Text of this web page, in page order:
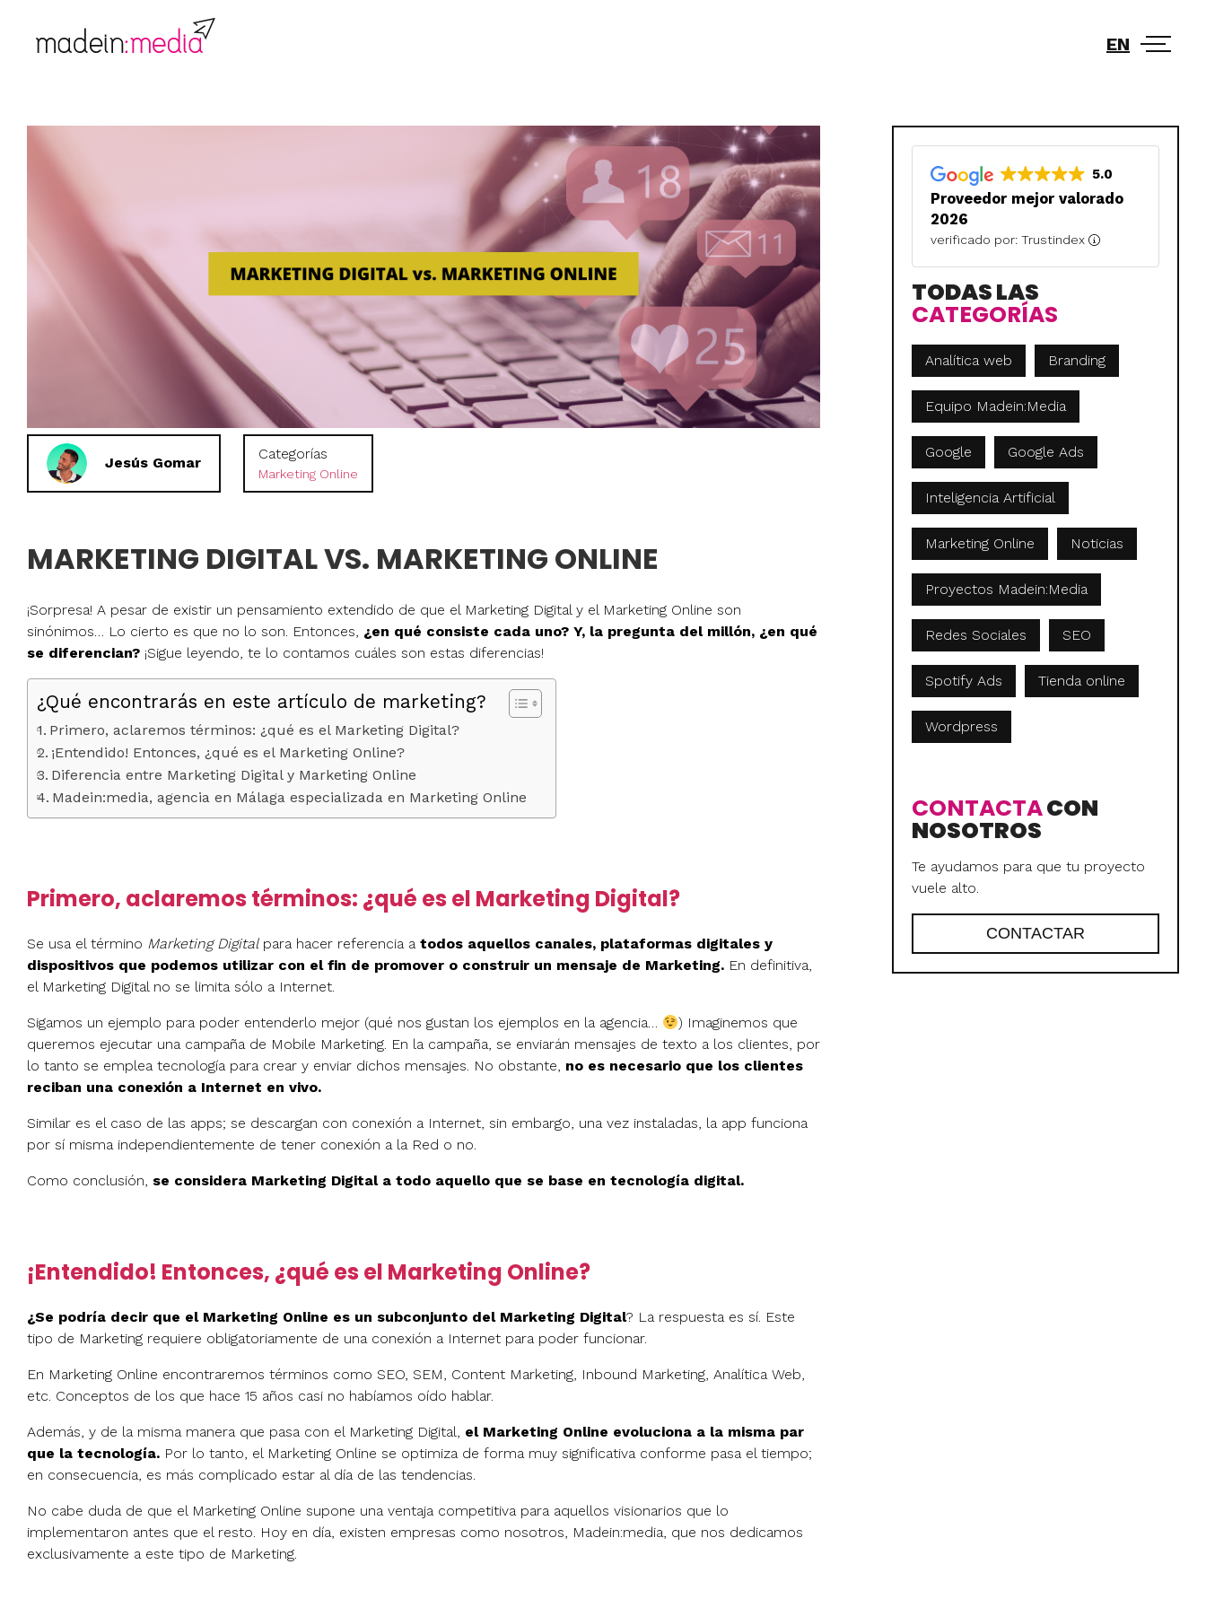
EN
Jesús Gomar Categorías
Marketing Online
MARKETING DIGITAL VS. MARKETING ONLINE
¡Sorpresa! A pesar de existir un pensamiento extendido de que el Marketing Digital y el Marketing Online son
sinónimos… Lo cierto es que no lo son. Entonces, ¿en qué consiste cada uno? Y, la pregunta del millón, ¿en qué
se diferencian? ¡Sigue leyendo, te lo contamos cuáles son estas diferencias!
¿Qué encontrarás en este artículo de marketing?
Primero, aclaremos términos: ¿qué es el Marketing Digital?
¡Entendido! Entonces, ¿qué es el Marketing Online?
Diferencia entre Marketing Digital y Marketing Online
Madein:media, agencia en Málaga especializada en Marketing Online
Primero, aclaremos términos: ¿qué es el Marketing Digital?
Se usa el término Marketing Digitalpara hacer referencia a todos aquellos canales, plataformas digitales y
dispositivos que podemos utilizar con el fin de promover o construir un mensaje de Marketing. En definitiva,
el Marketing Digital no se limita sólo a Internet.
Sigamos un ejemplo para poder entenderlo mejor (qué nos gustan los ejemplos en la agencia…
) Imaginemos que
queremos ejecutar una campaña de Mobile Marketing. En la campaña, se enviarán mensajes de texto a los clientes, por
lo tanto se emplea tecnología para crear y enviar dichos mensajes. No obstante, no es necesario que los clientes
reciban una conexión a Internet en vivo.
Similar es el caso de las apps; se descargan con conexión a Internet, sin embargo, una vez instaladas, la app funciona
por sí misma independientemente de tener conexión a la Red o no.
Como conclusión, se considera Marketing Digital a todo aquello que se base en tecnología digital.
¡Entendido! Entonces, ¿qué es el Marketing Online?
¿Se podría decir que el Marketing Online es un subconjunto del Marketing Digital? La respuesta es sí. Este
tipo de Marketing requiere obligatoriamente de una conexión a Internet para poder funcionar.
En Marketing Online encontraremos términos como SEO, SEM, Content Marketing, Inbound Marketing, Analítica Web,
etc. Conceptos de los que hace 15 años casi no habíamos oído hablar.
Además, y de la misma manera que pasa con el Marketing Digital, el Marketing Online evoluciona a la misma par
que la tecnología. Por lo tanto, el Marketing Online se optimiza de forma muy significativa conforme pasa el tiempo;
en consecuencia, es más complicado estar al día de las tendencias.
No cabe duda de que el Marketing Online supone una ventaja competitiva para aquellos visionarios que lo
implementaron antes que el resto. Hoy en día, existen empresas como nosotros, Madein:media, que nos dedicamos
exclusivamente a este tipo de Marketing.
5.0
Proveedor mejor valorado
2026
verificado por: Trustindex
TODAS LAS
CATEGORÍAS
Analítica web Branding
Equipo Madein:Media
Google Google Ads
Inteligencia Artificial
Marketing Online Noticias
Proyectos Madein:Media
Redes Sociales SEO
Spotify Ads Tienda online
Wordpress
CONTACTACON
NOSOTROS
Te ayudamos para que tu proyecto
vuele alto.
CONTACTAR